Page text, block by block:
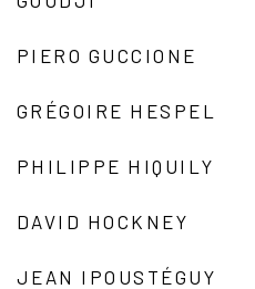
PIERO GUCCIONE
GRÉGOIRE HESPEL
PHILIPPE HIQUILY
DAVID HOCKNEY
JEAN IPOUSTÉGUY